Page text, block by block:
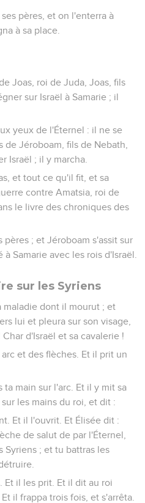
pères, et on l'enterra à
à sa place.
Joas, roi de Juda, Joas, fils
sur Israël à Samarie ; il
yeux de l'Éternel : il ne se
Jéroboam, fils de Nebath,
Israël ; il y marcha.
et tout ce qu'il fit, et sa
contre Amatsia, roi de
le livre des chroniques des
pères ; et Jéroboam s'assit sur
Samarie avec les rois d'Israël.
sur les Syriens
maladie dont il mourut ; et
lui et pleura sur son visage,
d'Israël et sa cavalerie !
et des flèches. Et il prit un
ta main sur l'arc. Et il y mit sa
les mains du roi, et dit :
Et il l'ouvrit. Et Élisée dit :
de salut de par l'Éternel,
Syriens ; et tu battras les
Et il les prit. Et il dit au roi
il frappa trois fois, et s'arrêta.